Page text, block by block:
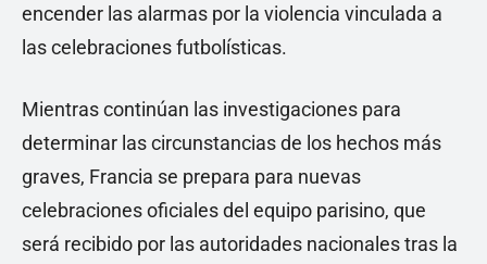
encender las alarmas por la violencia vinculada a
las celebraciones futbolísticas.
Mientras continúan las investigaciones para
determinar las circunstancias de los hechos más
graves, Francia se prepara para nuevas
celebraciones oficiales del equipo parisino, que
será recibido por las autoridades nacionales tras la